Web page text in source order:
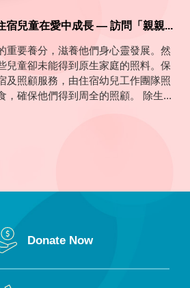
宿兒童在愛中成長 — 訪問「親親...
重要養分，滋養他們身心靈發展。然
兒童卻未能得到原生家庭的照料。保
及照顧服務，由住宿幼兒工作團隊照
，確保他們得到周全的照顧。 除生...
Donate Now